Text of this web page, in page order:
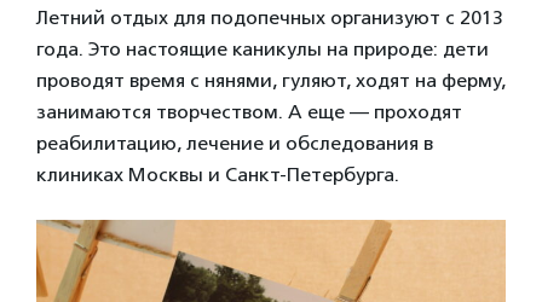
Летний отдых для подопечных организуют с 2013
года. Это настоящие каникулы на природе: дети
проводят время с нянями, гуляют, ходят на ферму,
занимаются творчеством. А еще — проходят
реабилитацию, лечение и обследования в
клиниках Москвы и Санкт-Петербурга.